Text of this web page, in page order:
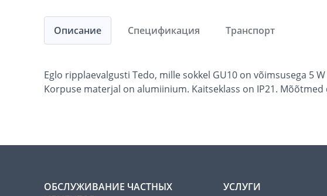
Описание
Eglo ripplaevalgusti Tedo, mille sokkel GU10 on võimsusega 5
Korpuse materjal on alumiinium. Kaitseklass on IP21. Mõõtmed
Спецификация Транспорт
ОБСЛУЖИВАНИЕ ЧАСТНЫХ
УСЛУГИ